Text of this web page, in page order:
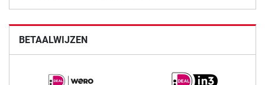
BETAALWIJZEN